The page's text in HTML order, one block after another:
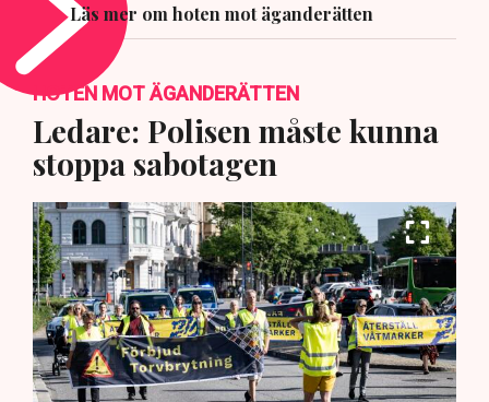
Läs mer om hoten mot äganderätten
HOTEN MOT ÄGANDERÄTTEN
Ledare: Polisen måste kunna
stoppa sabotagen